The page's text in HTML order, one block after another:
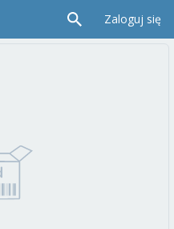
Zaloguj się